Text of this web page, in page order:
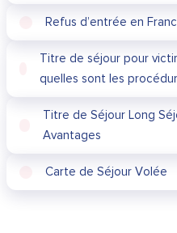
Refus d’entrée en
Titre de séjour pour
quelles sont les
Titre de Séjour Long
Avantages
Carte de Séjour Volée